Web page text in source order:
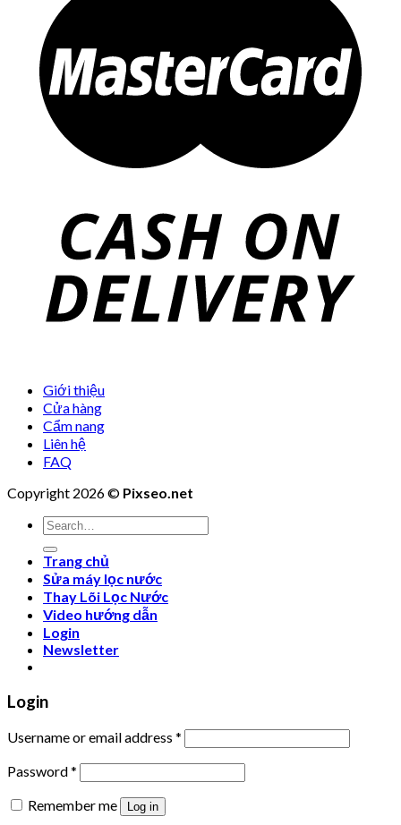
Giới thiệu
Cửa hàng
Cẩm nang
Liên hệ
FAQ
Copyright 2026 © Pixseo.net
Search
for:
Trang chủ
Sửa máy lọc nước
Thay Lõi Lọc Nước
Video hướng dẫn
Login
Newsletter
Login
Username or email address *
Password*
Remember me
Log in